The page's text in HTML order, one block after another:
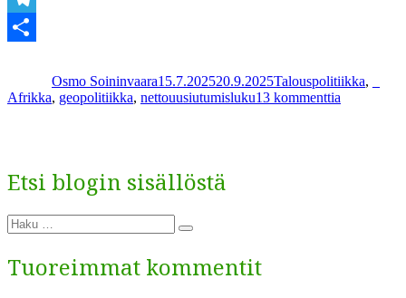
Telegram
Osmo Soininvaara15.7.202520.9.2025Talouspolitiikka,
Afrikka, geopolitiikka, nettouusiutumisluku13 kommenttia
Etsi blogin sisällöstä
Etsi:
Haku
Tuoreimmat kommentit